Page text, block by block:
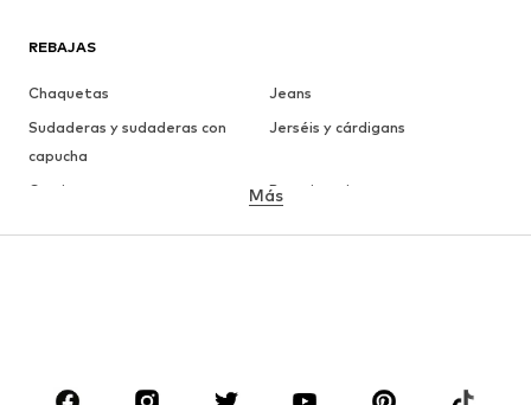
REBAJAS
Chaquetas
Jeans
Sudaderas y sudaderas con
capucha
Jerséis y cárdigans
Camisetas
Ropa interior
Más